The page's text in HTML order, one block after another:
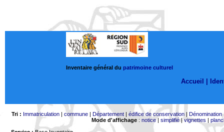
Inventaire général du patrimoine culturel
Accueil |
Tri : Immatriculation| commune| Département| édifice de conservation| Dénomination
Mode d'affichage: notice| simplifié|vignettes |